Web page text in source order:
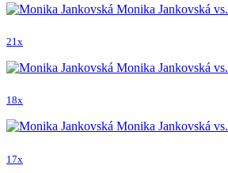
Monika Jankovská vs.
21x
Monika Jankovská vs.
18x
Monika Jankovská vs.
17x